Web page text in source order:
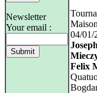
Newsletter
Your email :
04/01/
Felix